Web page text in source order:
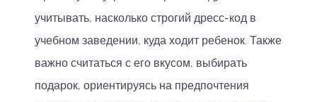
учитывать, насколько строгий дресс-код в
учебном заведении, куда ходит ребенок. Также
важно считаться с его вкусом, выбирать
подарок, ориентируясь на предпочтения